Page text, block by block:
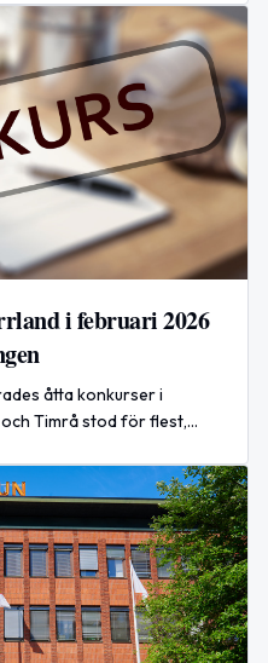
veterinärvård.
i februari 2026
åtta konkurser i
Timrå stod för flest,